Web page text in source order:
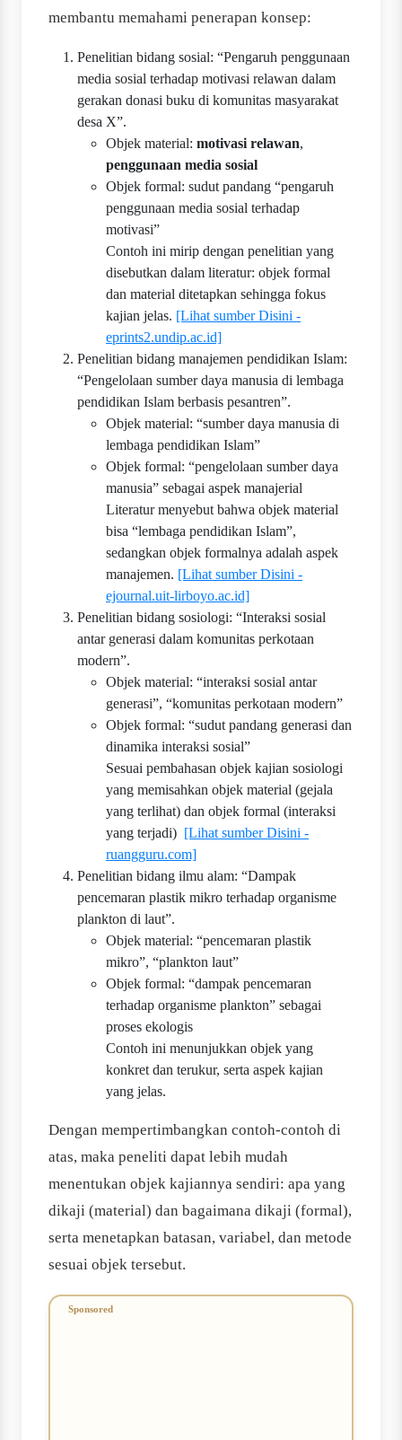
membantu memahami penerapan konsep:
Penelitian bidang sosial: “Pengaruh penggunaan
media sosial terhadap motivasi relawan dalam
gerakan donasi buku di komunitas masyarakat
desa X”.
Objek material: motivasi relawan,
penggunaan media sosial
Objek formal: sudut pandang “pengaruh
penggunaan media sosial terhadap
motivasi”
Contoh ini mirip dengan penelitian yang
disebutkan dalam literatur: objek formal
dan material ditetapkan sehingga fokus
kajian jelas. [Lihat sumber Disini -
eprints2.undip.ac.id]
Penelitian bidang manajemen pendidikan Islam:
“Pengelolaan sumber daya manusia di lembaga
pendidikan Islam berbasis pesantren”.
Objek material: “sumber daya manusia di
lembaga pendidikan Islam”
Objek formal: “pengelolaan sumber daya
manusia” sebagai aspek manajerial
Litera­tur menyebut bahwa objek material
bisa “lembaga pendidikan Islam”,
sedangkan objek formalnya adalah aspek
manajemen. [Lihat sumber Disini -
ejournal.uit-lirboyo.ac.id]
Penelitian bidang sosiologi: “Interaksi sosial
antar generasi dalam komunitas perkotaan
modern”.
Objek material: “interaksi sosial antar
generasi”, “komunitas perkotaan modern”
Objek formal: “sudut pandang generasi dan
dinamika interaksi sosial”
Sesuai pembahasan objek kajian sosiologi
yang memisahkan objek material (gejala
yang terlihat) dan objek formal (interaksi
yang terjadi) [Lihat sumber Disini -
ruangguru.com]
Penelitian bidang ilmu alam: “Dampak
pencemaran plastik mikro terhadap organisme
plankton di laut”.
Objek material: “pencemaran plastik
mikro”, “plankton laut”
Objek formal: “dampak pencemaran
terhadap organisme plankton” sebagai
proses ekologis
Contoh ini menunjukkan objek yang
konkret dan terukur, serta aspek kajian
yang jelas.
Dengan mempertimbangkan contoh-contoh di
atas, maka peneliti dapat lebih mudah
menentukan objek kajiannya sendiri: apa yang
dikaji (material) dan bagaimana dikaji (formal),
serta menetapkan batasan, variabel, dan metode
sesuai objek tersebut.